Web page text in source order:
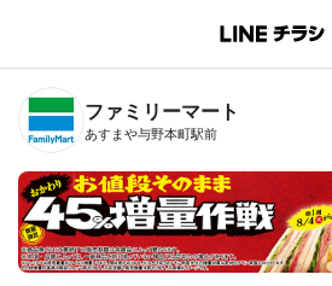
B
n
T
ファミリーマート
あすまや与野本町駅前